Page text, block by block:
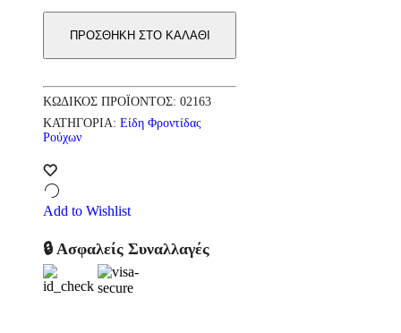
ΠΡΟΣΘΉΚΗ ΣΤΟ ΚΑΛΆΘΙ
ΚΩΔΙΚΌΣ ΠΡΟΪΌΝΤΟΣ: 02163
ΚΑΤΗΓΟΡΊΑ: Είδη Φροντίδας
Ρούχων
Add to Wishlist
🔒 Ασφαλείς Συναλλαγές